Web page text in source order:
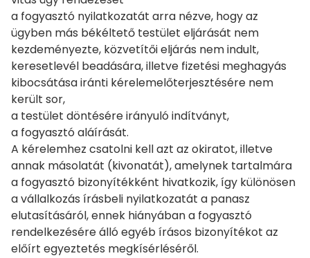
a fogyasztó nyilatkozatát arra nézve, hogy az
ügyben más békéltető testület eljárását nem
kezdeményezte, közvetítői eljárás nem indult,
keresetlevél beadására, illetve fizetési meghagyás
kibocsátása iránti kérelemelőterjesztésére nem
került sor,
a testület döntésére irányuló indítványt,
a fogyasztó aláírását.
A kérelemhez csatolni kell azt az okiratot, illetve
annak másolatát (kivonatát), amelynek tartalmára
a fogyasztó bizonyítékként hivatkozik, így különösen
a vállalkozás írásbeli nyilatkozatát a panasz
elutasításáról, ennek hiányában a fogyasztó
rendelkezésére álló egyéb írásos bizonyítékot az
előírt egyeztetés megkísérléséről.